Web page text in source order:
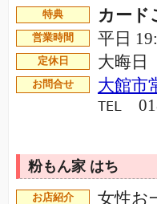
特典 カード
営業時間 平日
定休日 大晦日
お問合せ 大館市
TEL
粉もん家 はち
お店紹介 女性お